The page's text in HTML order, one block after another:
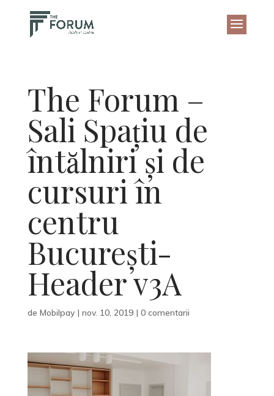
The Forum –
Sali Spațiu de
întălniri și de
cursuri în
centru
București-
Header v3A
de Mobilpay| nov. 10, 2019| 0 comentarii